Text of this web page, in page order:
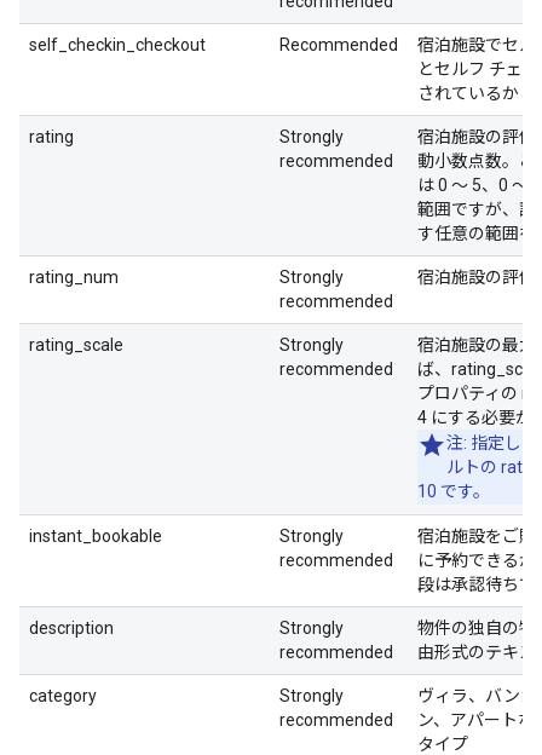
self_checkin_checkout Recommended
宿泊施設でセル
とセルフ チェ
されているかど
rating
Strongly
recommended
宿泊施設の評価
動小数点数。
は 0 ～ 5、0 ～
範囲ですが、評
す任意の範囲を
rating_num
Strongly
recommended
宿泊施設の評価
rating_scale
Strongly
recommended
宿泊施設の最大
ば、
プロパティの
4 にする必要が
注: 指定し
ルトの
10 です。
instant_bookable
Strongly
recommended
宿泊施設をご購
に予約できる
段は承認待ちで
description
Strongly
recommended
物件の独自の特
由形式のテキス
category
Strongly
recommended
ヴィラ、バン
ン、アパート
タイプ